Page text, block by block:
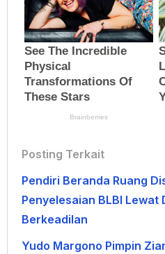
Posting Terkait
Pendiri Beranda Ruang
Penyelesaian BLBI Lewat
Berkeadilan
Yudo Margono Pimpin